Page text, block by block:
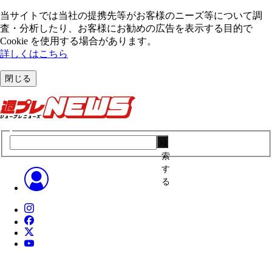
当サイトでは当社の提携先等がお客様のニーズ等について調
査・分析したり、お客様にお勧めの広告を表⽰する⽬的で
Cookie を使⽤する場合があります。
詳しくはこちら
閉じる
索
す
る